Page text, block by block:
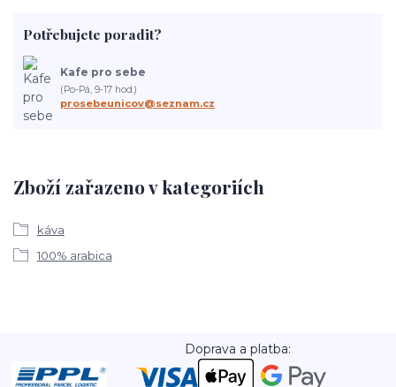
Zboží zařazeno v kategoriích
káva
100% arabica
Potřebujete poradit?
Kafe pro sebe
(Po-Pá, 9-17 hod.)
prosebeunicov@seznam.cz
Doprava a platba: